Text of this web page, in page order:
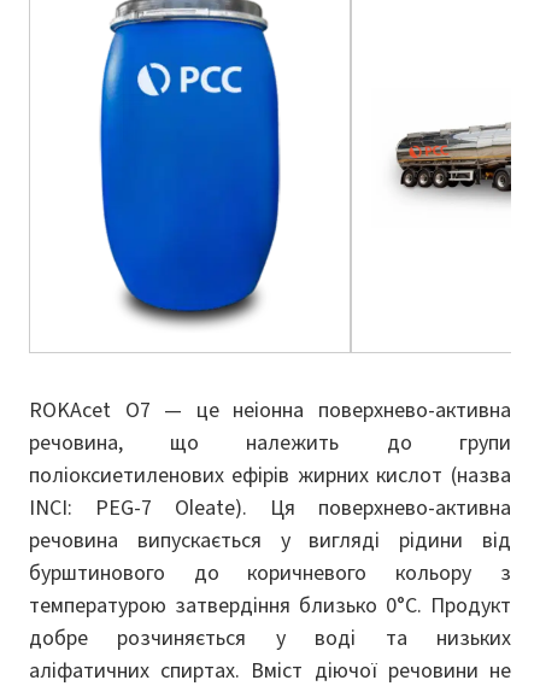
ROKAcet O7 — це неіонна поверхнево-активна
речовина, що належить до групи
поліоксиетиленових ефірів жирних кислот (назва
INCI: PEG-7 Oleate). Ця поверхнево-активна
речовина випускається у вигляді рідини від
бурштинового до коричневого кольору з
температурою затвердіння близько 0°C. Продукт
добре розчиняється у воді та низьких
аліфатичних спиртах. Вміст діючої речовини не